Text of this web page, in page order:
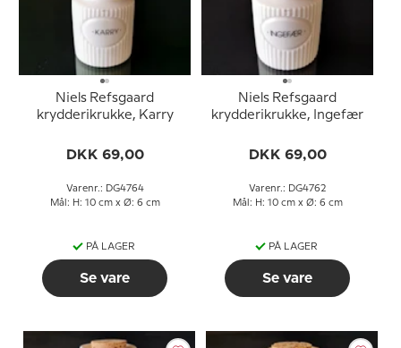
Niels Refsgaard
krydderikrukke, Karry
DKK 69,00
Varenr.: DG4764
Mål: H: 10 cm x Ø: 6 cm
PÅ LAGER
Se vare
Niels Refsgaard
krydderikrukke, Ingefær
DKK 69,00
Varenr.: DG4762
Mål: H: 10 cm x Ø: 6 cm
PÅ LAGER
Se vare